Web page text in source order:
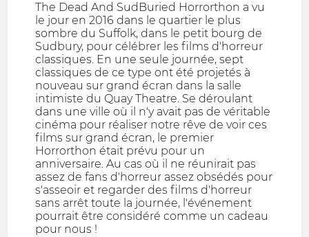
The Dead And SudBuried Horrorthon a vu
le jour en 2016 dans le quartier le plus
sombre du Suffolk, dans le petit bourg de
Sudbury, pour célébrer les films d'horreur
classiques. En une seule journée, sept
classiques de ce type ont été projetés à
nouveau sur grand écran dans la salle
intimiste du Quay Theatre. Se déroulant
dans une ville où il n'y avait pas de véritable
cinéma pour réaliser notre rêve de voir ces
films sur grand écran, le premier
Horrorthon était prévu pour un
anniversaire. Au cas où il ne réunirait pas
assez de fans d'horreur assez obsédés pour
s'asseoir et regarder des films d'horreur
sans arrêt toute la journée, l'événement
pourrait être considéré comme un cadeau
pour nous !